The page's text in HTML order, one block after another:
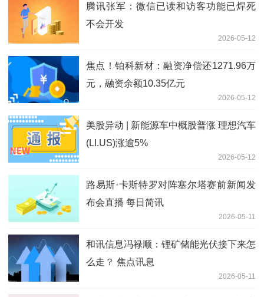
腾讯张军：微信已读和访客功能已焊死
不会开发
2026-05-12
焦点！铂科新材：融资净偿还1271.96万
元，融资余额10.35亿元
2026-05-12
美股异动 | 新能源车中概股普涨 理想汽车
(LI.US)涨逾5%
2026-05-12
路易斯·卡斯特罗对阵塞尔塔赛前新闻发
布会直播 每日简讯
2026-05-11
和讯信息冯禄顺：锂矿储能光伏接下来怎
么走？ 焦点讯息
2026-05-11